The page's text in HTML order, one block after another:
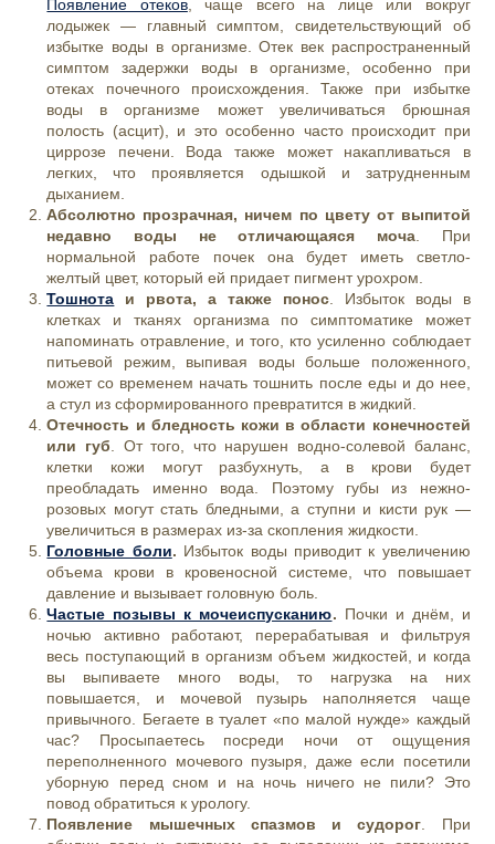
Появление отеков, чаще всего на лице или вокруг
лодыжек — главный симптом, свидетельствующий об
избытке воды в организме. Отек век распространенный
симптом задержки воды в организме, особенно при
отеках почечного происхождения. Также при избытке
воды в организме может увеличиваться брюшная
полость (асцит), и это особенно часто происходит при
циррозе печени. Вода также может накапливаться в
легких, что проявляется одышкой и затрудненным
дыханием.
Абсолютно прозрачная, ничем по цвету от выпитой
недавно воды не отличающаяся моча. При
нормальной работе почек она будет иметь светло-
желтый цвет, который ей придает пигмент урохром.
Тошнота и рвота, а также понос. Избыток воды в
клетках и тканях организма по симптоматике может
напоминать отравление, и того, кто усиленно соблюдает
питьевой режим, выпивая воды больше положенного,
может со временем начать тошнить после еды и до нее,
а стул из сформированного превратится в жидкий.
Отечность и бледность кожи в области конечностей
или губ. От того, что нарушен водно-солевой баланс,
клетки кожи могут разбухнуть, а в крови будет
преобладать именно вода. Поэтому губы из нежно-
розовых могут стать бледными, а ступни и кисти рук —
увеличиться в размерах из-за скопления жидкости.
Головные боли. Избыток воды приводит к увеличению
объема крови в кровеносной системе, что повышает
давление и вызывает головную боль.
Частые позывы к мочеиспусканию. Почки и днём, и
ночью активно работают, перерабатывая и фильтруя
весь поступающий в организм объем жидкостей, и когда
вы выпиваете много воды, то нагрузка на них
повышается, и мочевой пузырь наполняется чаще
привычного. Бегаете в туалет «по малой нужде» каждый
час? Просыпаетесь посреди ночи от ощущения
переполненного мочевого пузыря, даже если посетили
уборную перед сном и на ночь ничего не пили? Это
повод обратиться к урологу.
Появление мышечных спазмов и судорог. При